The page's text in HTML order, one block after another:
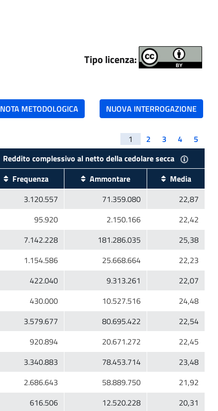
Tipo licenza:
NOTA METODOLOGICA
NUOVA INTERROGAZIONE
1 2 3 4 5